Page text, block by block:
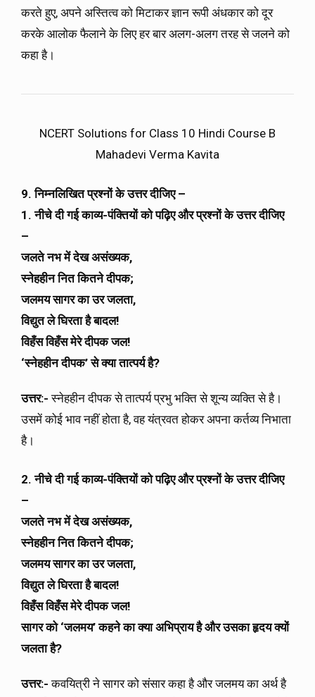
करते हुए, अपने अस्तित्व को मिटाकर ज्ञान रूपी अंधकार को दूर
करके आलोक फैलाने के लिए हर बार अलग-अलग तरह से जलने को
कहा है।
NCERT Solutions for Class 10 Hindi Course B
Mahadevi Verma Kavita
9. निम्नलिखित प्रश्नों के उत्तर दीजिए –
1. नीचे दी गई काव्य-पंक्तियों को पढ़िए और प्रश्नों के उत्तर दीजिए
–
जलते नभ में देख असंख्यक,
स्नेहहीन नित कितने दीपक;
जलमय सागर का उर जलता,
विद्युत ले घिरता है बादल!
विहँस विहँस मेरे दीपक जल!
‘स्नेहहीन दीपक’ से क्या तात्पर्य है?
उत्तर:-स्नेहहीन दीपक से तात्पर्य प्रभु भक्ति से शून्य व्यक्ति से है।
उसमें कोई भाव नहीं होता है, वह यंत्रवत होकर अपना कर्तव्य निभाता
है।
2. नीचे दी गई काव्य-पंक्तियों को पढ़िए और प्रश्नों के उत्तर दीजिए
–
जलते नभ में देख असंख्यक,
स्नेहहीन नित कितने दीपक;
जलमय सागर का उर जलता,
विद्युत ले घिरता है बादल!
विहँस विहँस मेरे दीपक जल!
सागर को ‘जलमय’ कहने का क्या अभिप्राय है और उसका हृदय क्यों
जलता है?
उत्तर:-कवयित्री ने सागर को संसार कहा है और जलमय का अर्थ है